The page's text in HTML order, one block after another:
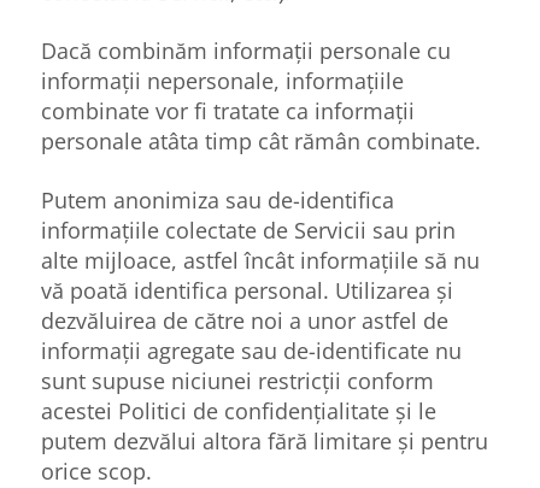
Dacă combinăm informații personale cu
informații nepersonale, informațiile
combinate vor fi tratate ca informații
personale atâta timp cât rămân combinate.
Putem anonimiza sau de-identifica
informațiile colectate de Servicii sau prin
alte mijloace, astfel încât informațiile să nu
vă poată identifica personal. Utilizarea și
dezvăluirea de către noi a unor astfel de
informații agregate sau de-identificate nu
sunt supuse niciunei restricții conform
acestei Politici de confidențialitate și le
putem dezvălui altora fără limitare și pentru
orice scop.